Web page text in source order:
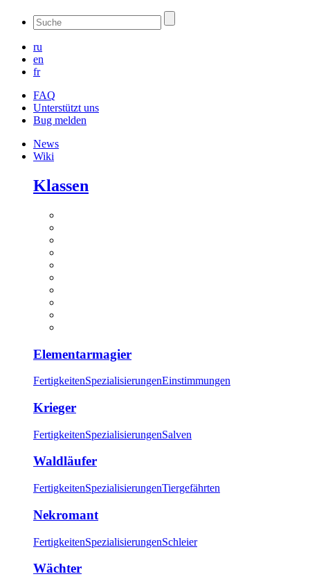
ru
en
fr
FAQ
Unterstützt uns
Bug melden
News
Wiki
Klassen
Elementarmagier
FertigkeitenSpezialisierungenEinstimmungen
Krieger
FertigkeitenSpezialisierungenSalven
Waldläufer
FertigkeitenSpezialisierungenTiergefährten
Nekromant
FertigkeitenSpezialisierungenSchleier
Wächter